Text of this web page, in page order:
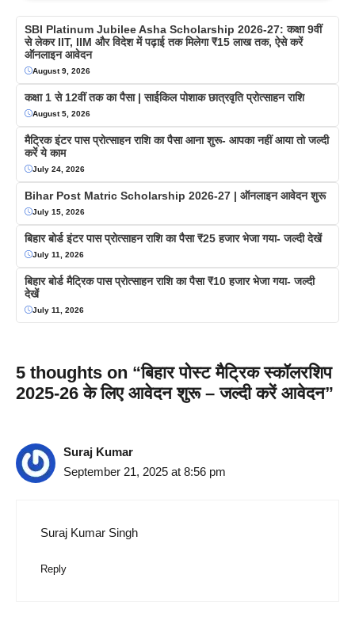
SBI Platinum Jubilee Asha Scholarship 2026-27: कक्षा 9वीं
से लेकर IIT, IIM और विदेश में पढ़ाई तक मिलेगा ₹15 लाख तक, ऐसे करें
ऑनलाइन आवेदन
August 9, 2026
कक्षा 1 से 12वीं तक का पैसा | साईकिल पोशाक छात्रवृति प्रोत्साहन राशि
August 5, 2026
मैट्रिक इंटर पास प्रोत्साहन राशि का पैसा आना शुरू- आपका नहीं आया तो जल्दी
करें ये काम
July 24, 2026
Bihar Post Matric Scholarship 2026-27 | ऑनलाइन आवेदन शुरू
July 15, 2026
बिहार बोर्ड इंटर पास प्रोत्साहन राशि का पैसा ₹25 हजार भेजा गया- जल्दी देखें
July 11, 2026
बिहार बोर्ड मैट्रिक पास प्रोत्साहन राशि का पैसा ₹10 हजार भेजा गया- जल्दी
देखें
July 11, 2026
5 thoughts on “बिहार पोस्ट मैट्रिक स्कॉलरशिप
2025-26 के लिए आवेदन शुरू – जल्दी करें आवेदन”
Suraj Kumar
September 21, 2025 at 8:56 pm
Suraj Kumar Singh
Reply